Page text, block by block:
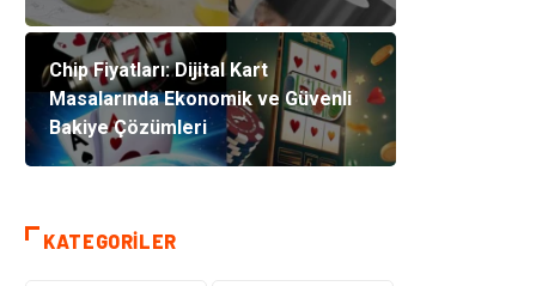
Chip Fiyatları: Dijital Kart
Masalarında Ekonomik ve Güvenli
Bakiye Çözümleri
KATEGORILER